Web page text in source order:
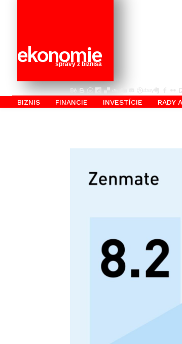
ekonomie
správy z biznisa
BIZNIS FINANCIE INVESTÍCIE RADY